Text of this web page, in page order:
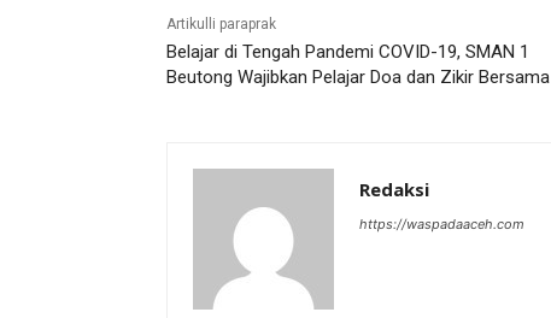
Artikulli paraprak
Belajar di Tengah Pandemi COVID-19, SMAN 1
Beutong Wajibkan Pelajar Doa dan Zikir Bersama
Redaksi
https://waspadaaceh.com